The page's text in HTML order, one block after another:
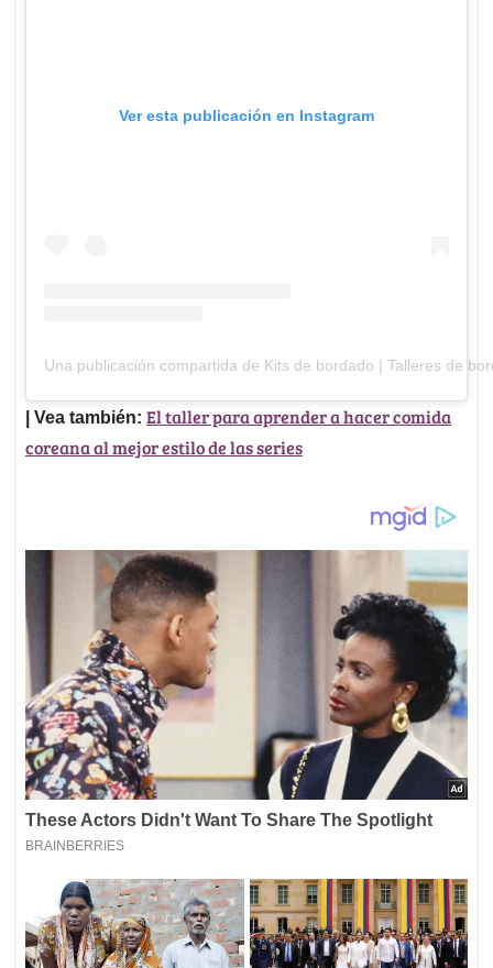
Ver esta publicación en Instagram
Una publicación compartida de Kits de bordado | Talleres de
| Vea también: El taller para aprender a hacer comida
coreana al mejor estilo de las series